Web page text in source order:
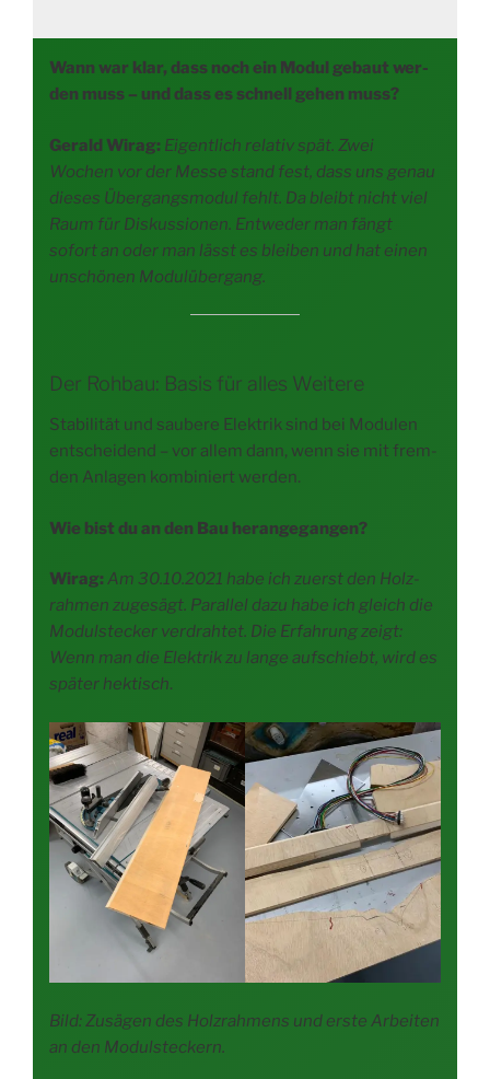
Wann war klar, dass noch ein Modul gebaut wer­
den muss – und dass es schnell gehen muss?
Gerald Wirag: Eigent­lich rela­tiv spät. Zwei
Wochen vor der Mes­se stand fest, dass uns genau
die­ses Über­gangs­mo­dul fehlt. Da bleibt nicht viel
Raum für Dis­kus­sio­nen. Ent­we­der man fängt
sofort an oder man lässt es blei­ben und hat einen
unschö­nen Modulübergang.
Der Rohbau: Basis für alles Weitere
Sta­bi­li­tät und sau­be­re Elek­trik sind bei Modu­len
ent­schei­dend – vor allem dann, wenn sie mit frem­
den Anla­gen kom­bi­niert werden.
Wie bist du an den Bau herangegangen?
Wirag: Am 30.10.2021 habe ich zuerst den Holz­
rah­men zuge­sägt. Par­al­lel dazu habe ich gleich die
Modul­ste­cker ver­drah­tet. Die Erfah­rung zeigt:
Wenn man die Elek­trik zu lan­ge auf­schiebt, wird es
spä­ter hek­tisch.
Bild: Zusä­gen des Holz­rah­mens und ers­te Arbei­ten
an den Modulsteckern.